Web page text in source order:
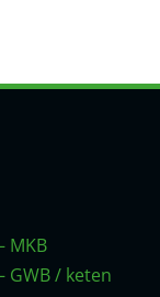
MKB
GWB / keten